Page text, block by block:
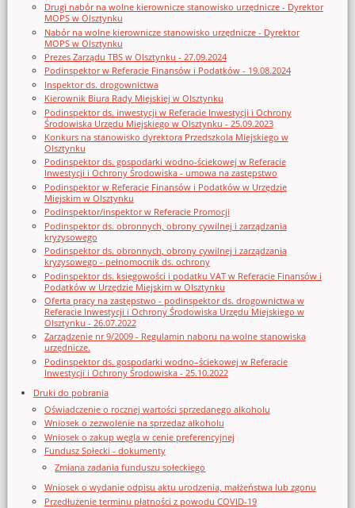
Drugi nabór na wolne kierownicze stanowisko urzędnicze - Dyrektor
MOPS w Olsztynku
Nabór na wolne kierownicze stanowisko urzędnicze - Dyrektor
MOPS w Olsztynku
Prezes Zarządu TBS w Olsztynku - 27.09.2024
Podinspektor w Referacie Finansów i Podatków - 19.08.2024
Inspektor ds. drogownictwa
Kierownik Biura Rady Miejskiej w Olsztynku
Podinspektor ds. inwestycji w Referacie Inwestycji i Ochrony
Środowiska Urzędu Miejskiego w Olsztynku - 25.09.2023
Konkurs na stanowisko dyrektora Przedszkola Miejskiego w
Olsztynku
Podinspektor ds. gospodarki wodno-ściekowej w Referacie
Inwestycji i Ochrony Środowiska - umowa na zastępstwo
Podinspektor w Referacie Finansów i Podatków w Urzędzie
Miejskim w Olsztynku
Podinspektor/inspektor w Referacie Promocji
Podinspektor ds. obronnych, obrony cywilnej i zarządzania
kryzysowego
Podinspektor ds. obronnych, obrony cywilnej i zarządzania
kryzysowego - pełnomocnik ds. ochrony
Podinspektor ds. księgowości i podatku VAT w Referacie Finansów i
Podatków w Urzędzie Miejskim w Olsztynku
Oferta pracy na zastępstwo - podinspektor ds. drogownictwa w
Referacie Inwestycji i Ochrony Środowiska Urzędu Miejskiego w
Olsztynku - 26.07.2022
Zarządzenie nr 9/2009 - Regulamin naboru na wolne stanowiska
urzędnicze.
Podinspektor ds. gospodarki wodno–ściekowej w Referacie
Inwestycji i Ochrony Środowiska - 25.10.2022
Druki do pobrania
Oświadczenie o rocznej wartości sprzedanego alkoholu
Wniosek o zezwolenie na sprzedaz alkoholu
Wniosek o zakup węgla w cenie preferencyjnej
Fundusz Sołecki - dokumenty
Zmiana zadania funduszu sołeckiego
Wniosek o wydanie odpisu aktu urodzenia, małżeństwa lub zgonu
Przedłużenie terminu płatności z powodu COVID-19